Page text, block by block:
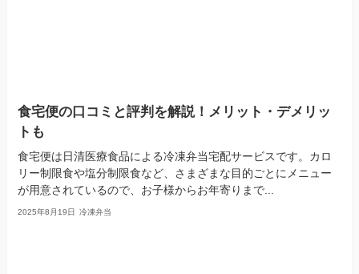
食宅便の口コミと評判を解説！メリット・デメリッ
トも
食宅便は日清医療食品による冷凍弁当宅配サービスです。カロ
リー制限食や塩分制限食など、さまざまな目的ごとにメニュー
が用意されているので、お子様からお年寄りまで...
2025年8月19日 冷凍弁当